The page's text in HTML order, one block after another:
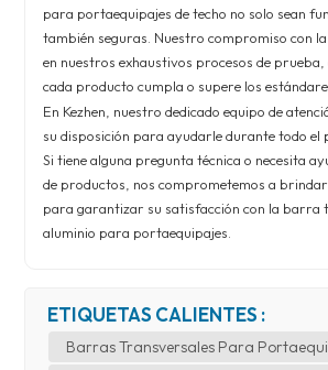
para portaequipajes de techo no solo sean
también seguras. Nuestro compromiso con
en nuestros exhaustivos procesos de
cada producto cumpla o supere los
En Kezhen, nuestro dedicado equipo de
su disposición para ayudarle durante todo el
Si tiene alguna pregunta técnica o necesita
de productos, nos comprometemos a
para garantizar su satisfacción con la barra
aluminio para portaequipajes.
ETIQUETAS CALIENTES :
Barras Transversales Para